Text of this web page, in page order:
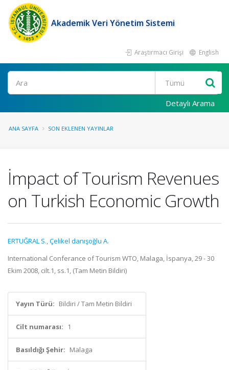
Akademik Veri Yönetim Sistemi
Araştırmacı Girişi English
Ara
Detaylı Arama
ANA SAYFA SON EKLENEN YAYINLAR
İmpact of Tourism Revenues
on Turkish Economic Growth
ERTUĞRAL S.,Çelikel danışoğlu A.
International Conferance of Tourism WTO, Malaga, İspanya, 29 - 30
Ekim 2008, cilt.1, ss.1, (Tam Metin Bildiri)
Yayın Türü: Bildiri / Tam Metin Bildiri
Cilt numarası: 1
Basıldığı Şehir: Malaga